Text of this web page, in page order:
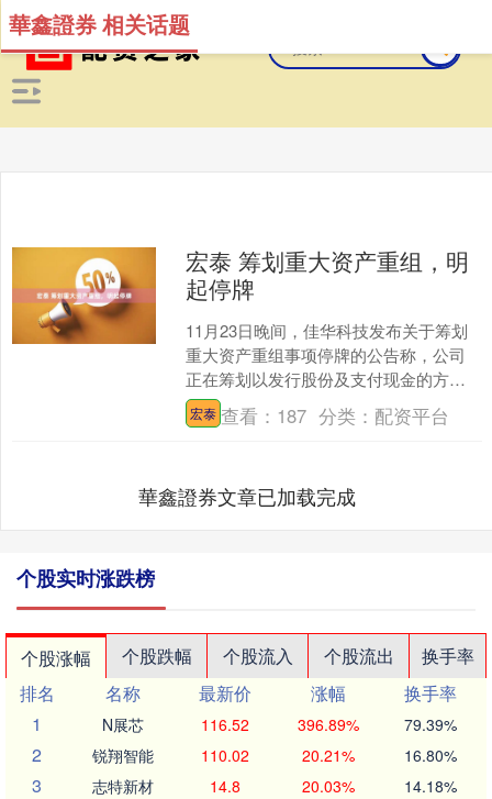
華鑫證券 相关话题
宏泰 筹划重大资产重组，明
起停牌
11月23日晚间，佳华科技发布关于筹划
重大资产重组事项停牌的公告称，公司
正在筹划以发行股份及支付现金的方式
购买数盾信息科技股份有限公司（简
称“数盾科技”或“标的....
宏泰 查看： 187 分类： 配资平台
華鑫證券文章已加载完成
个股实时涨跌榜
个股涨幅 个股跌幅 个股流入 个股流出
换手率
排名
名称 最新价 涨幅
换手率
1
N展芯 116.52 396.89% 79.39%
2 锐翔智能 110.02 20.21% 16.80%
3 志特新材 14.8 20.03% 14.18%